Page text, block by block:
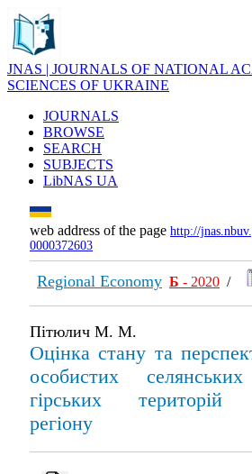
JNAS | JOURNALS OF NATIONAL
SCIENCES OF UKRAINE
JOURNALS
BROWSE
SEARCH
SUBJECTS
LibNAS UA
web address of the page http://
0000372603
Regional Economy Б - 2020 /
Пітюлич М. М.
Оцінка стану та
особистих
гірських територій
регіону